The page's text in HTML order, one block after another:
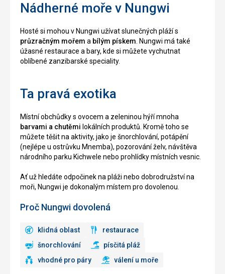
Nádherné moře v Nungwi
Hosté si mohou v Nungwi užívat slunečných pláží s
průzračným mořem a bílým pískem . Nungwi má také
úžasné restaurace a bary, kde si můžete vychutnat
oblíbené zanzibarské speciality.
Ta pravá exotika
Místní obchůdky s ovocem a zeleninou hýří mnoha
barvami a chutěmi lokálních produktů. Kromě toho se
můžete těšit na aktivity, jako je šnorchlování, potápění
(nejlépe u ostrůvku Mnemba), pozorování želv, návštěva
národního parku Kichwele nebo prohlídky místních vesnic.
Ať už hledáte odpočinek na pláži nebo dobrodružství na
moři, Nungwi je dokonalým místem pro dovolenou.
Proč Nungwi dovolená
klidná oblast
restaurace
šnorchlování
písčitá pláž
vhodné pro páry
válení u moře